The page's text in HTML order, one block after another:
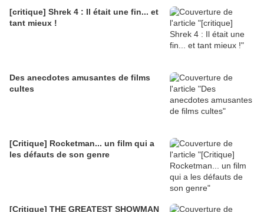
[critique] Shrek 4 : Il était une fin... et
tant mieux !
Des anecdotes amusantes de films
cultes
[Critique] Rocketman... un film qui a
les défauts de son genre
[Critique] THE GREATEST SHOWMAN